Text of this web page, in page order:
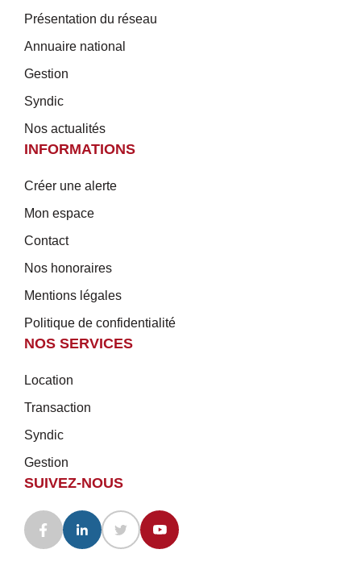
Présentation du réseau
Annuaire national
Gestion
Syndic
Nos actualités
INFORMATIONS
Créer une alerte
Mon espace
Contact
Nos honoraires
Mentions légales
Politique de confidentialité
NOS SERVICES
Location
Transaction
Syndic
Gestion
SUIVEZ-NOUS